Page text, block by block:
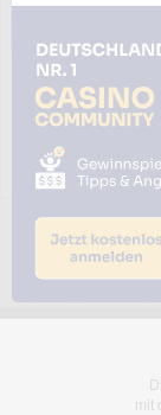
Das dargestellte
übernimmt
jedoch bei
mit